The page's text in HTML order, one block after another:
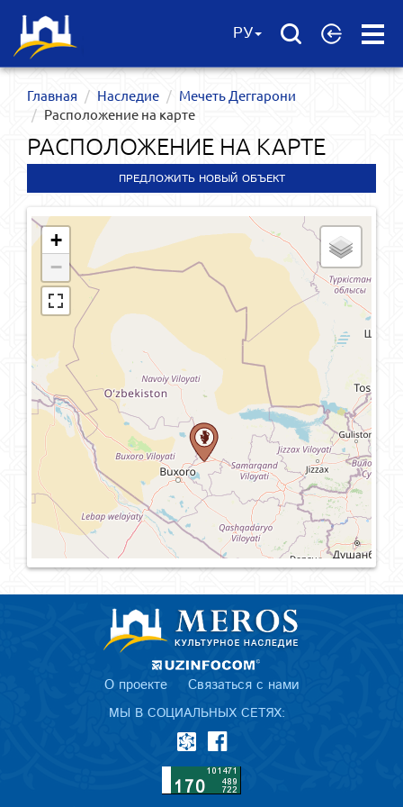
Open
РУ
Главная Наследие
Мечеть Деггарони
Расположение на карте
РАСПОЛОЖЕНИЕ НА КАРТЕ
ПРЕДЛОЖИТЬ НОВЫЙ ОБЪЕКТ
+
−
О проекте Связаться с нами
МЫ В СОЦИАЛЬНЫХ СЕТЯХ: